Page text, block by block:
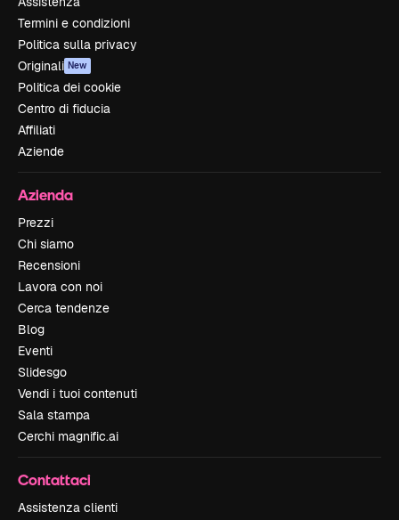
Termini e condizioni
Politica sulla privacy
Originali New
Politica dei cookie
Centro di fiducia
Affiliati
Aziende
Azienda
Prezzi
Chi siamo
Recensioni
Lavora con noi
Cerca tendenze
Blog
Eventi
Slidesgo
Vendi i tuoi contenuti
Sala stampa
Cerchi magnific.ai
Contattaci
Assistenza clienti